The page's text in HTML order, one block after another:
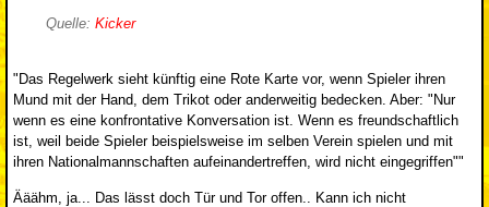
Quelle: Kicker
"Das Regelwerk sieht künftig eine Rote Karte vor, wenn Spieler ihren
Mund mit der Hand, dem Trikot oder anderweitig bedecken. Aber: "Nur
wenn es eine konfrontative Konversation ist. Wenn es freundschaftlich
ist, weil beide Spieler beispielsweise im selben Verein spielen und mit
ihren Nationalmannschaften aufeinandertreffen, wird nicht eingegriffen""
Ääähm, ja... Das lässt doch Tür und Tor offen.. Kann ich nicht